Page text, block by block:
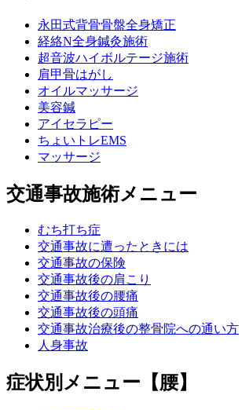
永田式背骨骨盤全身矯正
経絡N全身鍼灸施術
超音波ハイボルテージ施術
肩甲骨はがし
オイルマッサージ
美容鍼
アイセラピー
ちょいトレEMS
マッサージ
交通事故施術メニュー
むち打ち症
交通事故に遭ったときには
交通事故の保険
交通事故後の肩こり
交通事故後の腰痛
交通事故後の頭痛
交通事故治療後の整骨院への通い方
人身事故
症状別メニュー【腰】